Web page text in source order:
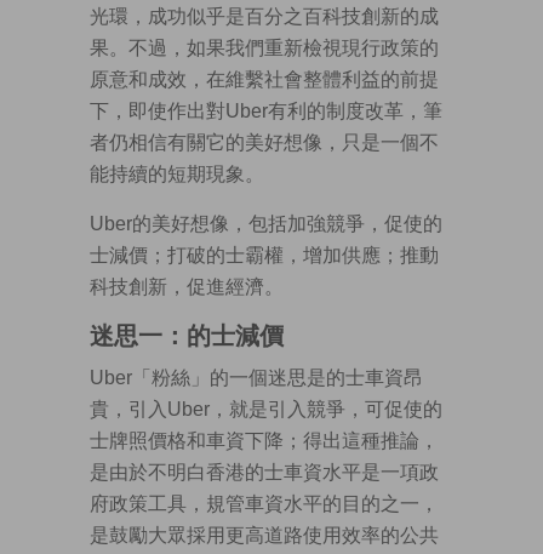
光環，成功似乎是百分之百科技創新的成
果。不過，如果我們重新檢視現行政策的
原意和成效，在維繫社會整體利益的前提
下，即使作出對Uber有利的制度改革，筆
者仍相信有關它的美好想像，只是一個不
能持續的短期現象。
Uber的美好想像，包括加強競爭，促使的
士減價；打破的士霸權，增加供應；推動
科技創新，促進經濟。
迷思一：的士減價
Uber「粉絲」的一個迷思是的士車資昂
貴，引入Uber，就是引入競爭，可促使的
士牌照價格和車資下降；得出這種推論，
是由於不明白香港的士車資水平是一項政
府政策工具，規管車資水平的目的之一，
是鼓勵大眾採用更高道路使用效率的公共